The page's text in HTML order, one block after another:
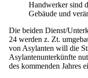
Handwerker sind
Gebäude und
Die beiden Dienst/
24 werden z. Zt.
von Asylanten will die
Asylantenunterkünfte
des kommenden Jahres